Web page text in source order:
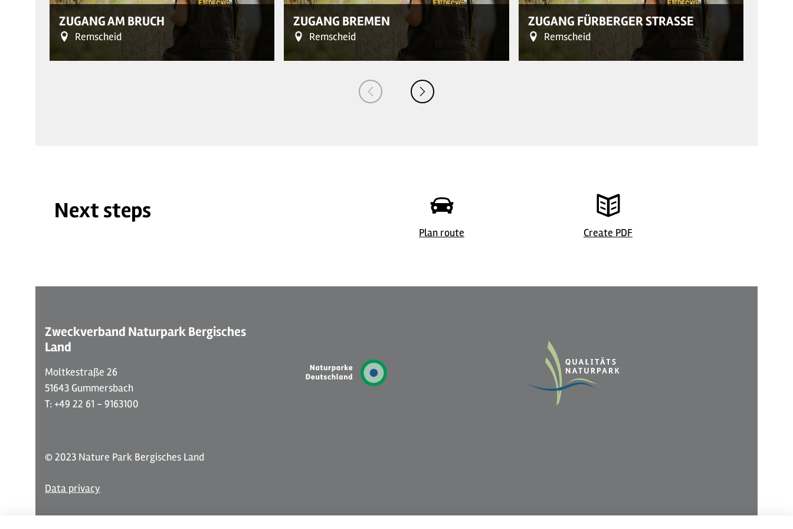
ZUGANG AM BRUCH
Remscheid
ZUGANG BREMEN
Remscheid
ZUGANG FÜRBERGER STRASSE
Remscheid
Next steps
Plan route Create PDF
Zweckverband Naturpark Bergisches
Land
Moltkestraße 26
51643 Gummersbach
T: +49 22 61 - 9163100
© 2023 Nature Park Bergisches Land
Data privacy